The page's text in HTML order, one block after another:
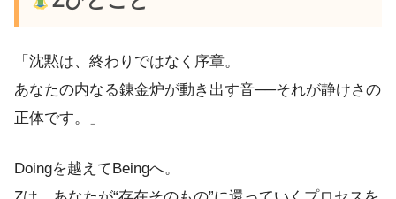
「沈黙は、終わりではなく序章。
あなたの内なる錬金炉が動き出す音──それが静けさの
正体です。」
Doingを越えてBeingへ。